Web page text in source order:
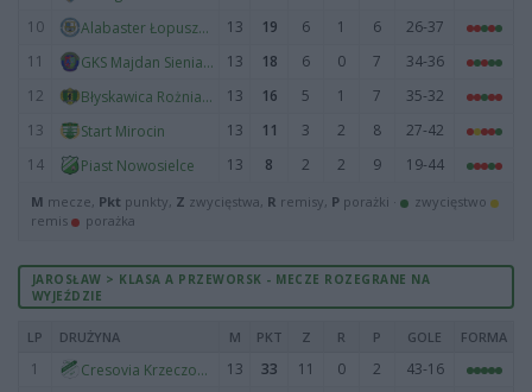
10
Alabaster Łopuszka Wielka 13 19 6 1 6
26-37
11
GKS Majdan Sieniawski 13 18 6 0 7
34-36
12
Błyskawica Rożniatów 13 16 5 1 7
35-32
13
Start Mirocin 13 11 3 2 8
27-42
14
Piast Nowosielce 13 8 2 2 9 19-44
M mecze, Pkt punkty, Z zwycięstwa, R remisy, P porażki ·
zwycięstwo
remis
porażka
JAROSŁAW > KLASA A PRZEWORSK - MECZE ROZEGRANE NA
WYJEŹDZIE
LP DRUŻYNA M PKT Z R P GOLE FORMA
1 Cresovia Krzeczowice 13 33 11 0 2
43-16